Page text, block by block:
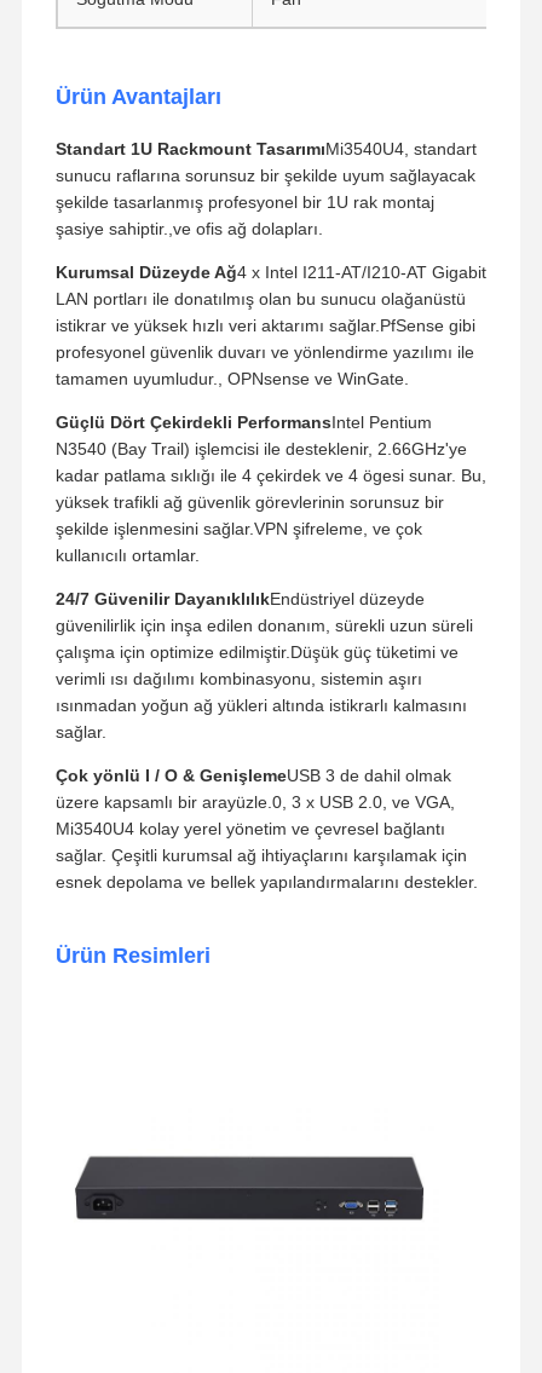
Ürün Avantajları
Standart 1U Rackmount TasarımıMi3540U4, standart
sunucu raflarına sorunsuz bir şekilde uyum sağlayacak
şekilde tasarlanmış profesyonel bir 1U rak montaj
şasiye sahiptir.,ve ofis ağ dolapları.
Kurumsal Düzeyde Ağ4 x Intel I211-AT/I210-AT Gigabit
LAN portları ile donatılmış olan bu sunucu olağanüstü
istikrar ve yüksek hızlı veri aktarımı sağlar.PfSense gibi
profesyonel güvenlik duvarı ve yönlendirme yazılımı ile
tamamen uyumludur., OPNsense ve WinGate.
Güçlü Dört Çekirdekli PerformansIntel Pentium
N3540 (Bay Trail) işlemcisi ile desteklenir, 2.66GHz'ye
kadar patlama sıklığı ile 4 çekirdek ve 4 ögesi sunar. Bu,
yüksek trafikli ağ güvenlik görevlerinin sorunsuz bir
şekilde işlenmesini sağlar.VPN şifreleme, ve çok
kullanıcılı ortamlar.
24/7 Güvenilir DayanıklılıkEndüstriyel düzeyde
güvenilirlik için inşa edilen donanım, sürekli uzun süreli
çalışma için optimize edilmiştir.Düşük güç tüketimi ve
verimli ısı dağılımı kombinasyonu, sistemin aşırı
ısınmadan yoğun ağ yükleri altında istikrarlı kalmasını
sağlar.
Çok yönlü I / O & GenişlemeUSB 3 de dahil olmak
üzere kapsamlı bir arayüzle.0, 3 x USB 2.0, ve VGA,
Mi3540U4 kolay yerel yönetim ve çevresel bağlantı
sağlar. Çeşitli kurumsal ağ ihtiyaçlarını karşılamak için
esnek depolama ve bellek yapılandırmalarını destekler.
Ürün Resimleri